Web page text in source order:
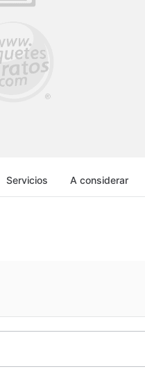
Servicios A considerar